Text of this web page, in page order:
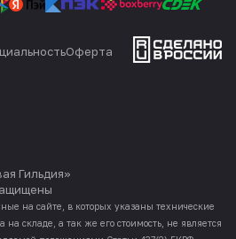
Оферта
Гильдия»
на сайте, в которых указаны технические
на складе, а так же его стоимость, не является